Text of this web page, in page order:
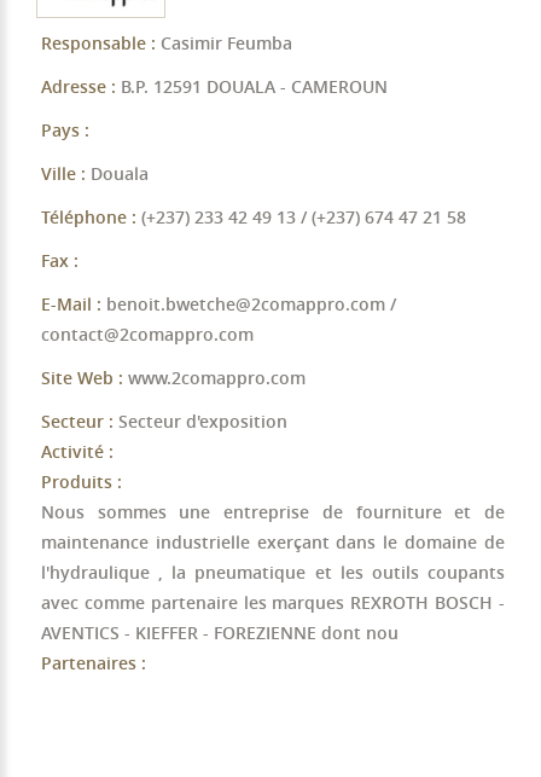
Responsable : Casimir Feumba
Adresse : B.P. 12591 DOUALA - CAMEROUN
Pays :
Ville : Douala
Téléphone : (+237) 233 42 49 13 / (+237) 674 47 21 58
Fax :
E-Mail : benoit.bwetche@2comappro.com /
contact@2comappro.com
Site Web : www.2comappro.com
Secteur : Secteur d'exposition
Activité :
Produits :
Nous sommes une entreprise de fourniture et de
maintenance industrielle exerçant dans le domaine de
l'hydraulique , la pneumatique et les outils coupants
avec comme partenaire les marques REXROTH BOSCH -
AVENTICS - KIEFFER - FOREZIENNE dont nou
Partenaires :